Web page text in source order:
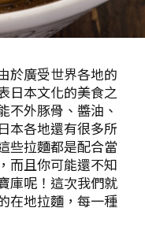
於廣受世界各地的
日本文化的美食之
不外豚骨、醬油、
本各地還有很多所
些拉麵都是配合當
而且你可能還不知
庫呢！這次我們就
在地拉麵，每一種